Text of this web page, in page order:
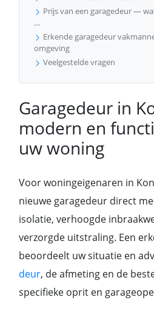
Prijs van een garagedeur —
…
Erkende garagedeur
omgeving
Veelgestelde vragen
Garagedeur in
modern en
uw woning
Voor woningeigenaren in
nieuwe garagedeur direct
isolatie, verhoogde
verzorgde uitstraling. Een
beoordeelt uw situatie en
deur, de afmeting en de
specifieke oprit en